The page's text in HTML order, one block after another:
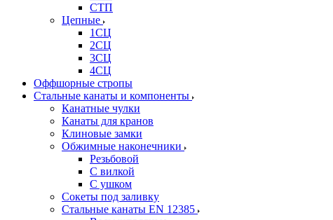
СТП
Цепные
1СЦ
2СЦ
3СЦ
4СЦ
Оффшорные стропы
Стальные канаты и компоненты
Канатные чулки
Канаты для кранов
Клиновые замки
Обжимные наконечники
Резьбовой
С вилкой
С ушком
Сокеты под заливку
Стальные канаты EN 12385